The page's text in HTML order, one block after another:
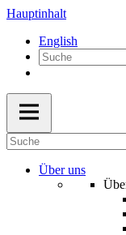
Hauptinhalt
English
Über uns